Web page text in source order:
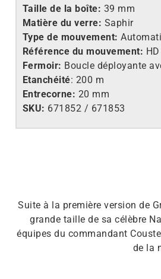
Taille de la boîte: 39 mm
Matière du verre: Saphir
Type de mouvement:
Référence du mouvement:
Fermoir: Boucle déployante
Etanchéité: 200 m
Entrecorne: 20 mm
SKU: 671852 / 671853
Suite à la première version de
grande taille de sa célèbre
équipes du commandant
de la